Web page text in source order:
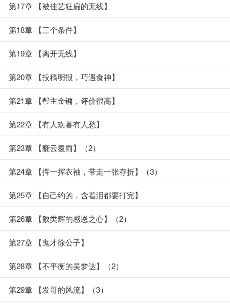
第17章 【被佳艺狂扁的无线】
第18章 【三个条件】
第19章 【离开无线】
第20章 【投稿明报，巧遇食神】
第21章 【帮主金镛，评价很高】
第22章 【有人欢喜有人愁】
第23章 【翻云覆雨】（2）
第24章 【挥一挥衣袖，带走一张存折】（3）
第25章 【自己约的，含着泪都要打完】
第26章 【败类辉的感恩之心】（2）
第27章 【鬼才徐公子】
第28章 【不平衡的吴梦达】（2）
第29章 【发哥的风流】（3）